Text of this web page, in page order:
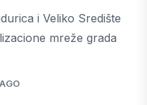
i Veliko Središte
mreže grada